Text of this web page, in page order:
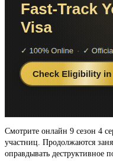
Смотрите онлайн 9 сезон 4
участниц. Продолжаются
оправдывать деструктивное